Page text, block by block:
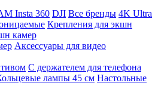
Insta 360 DJI Все бренды 4K Ultra
Крепления для экшн
камер
Аксессуары для видео
C держателем для телефона
лампы 45 см Настольные